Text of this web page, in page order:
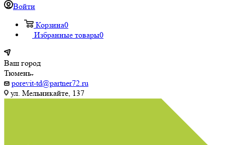
Войти
Корзина0
Избранные товары0
Ваш город
Тюмень
porevit-td@partner72.ru
ул. Мельникайте, 137